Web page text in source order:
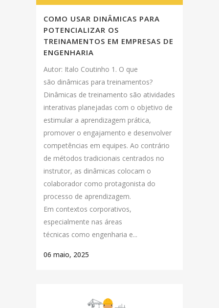
COMO USAR DINÂMICAS PARA
POTENCIALIZAR OS
TREINAMENTOS EM EMPRESAS DE
ENGENHARIA
Autor: Italo Coutinho 1. O que
são dinâmicas para treinamentos?
Dinâmicas de treinamento são atividades
interativas planejadas com o objetivo de
estimular a aprendizagem prática,
promover o engajamento e desenvolver
competências em equipes. Ao contrário
de métodos tradicionais centrados no
instrutor, as dinâmicas colocam o
colaborador como protagonista do
processo de aprendizagem.
Em contextos corporativos,
especialmente nas áreas
técnicas como engenharia e...
06 maio, 2025